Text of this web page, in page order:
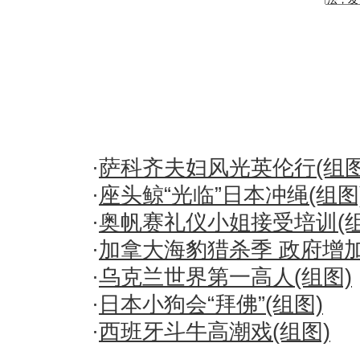
·萨科齐夫妇风光英伦行(组
·座头鲸“光临”日本冲绳(组
·奥帆赛礼仪小姐接受培训(
·加拿大海豹猎杀季 政府增
·乌克兰世界第一高人(组图)
· 日本小狗会“拜佛”(组图)
·西班牙斗牛高潮戏(组图)